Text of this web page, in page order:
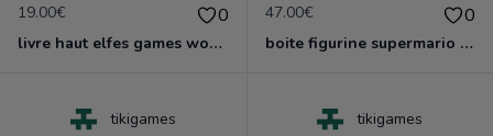
19.00€ 0
livre haut elfes games worshop nruf
47.00€ 0
boite figurine supermario shfiguarts neuf scelle
tikigames tikigames